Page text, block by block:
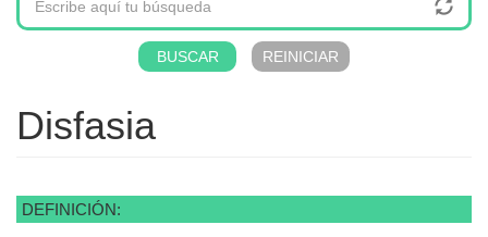
Disfasia
DEFINICIÓN: